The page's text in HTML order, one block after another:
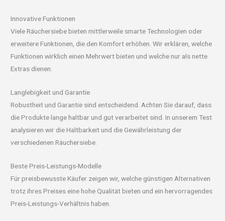
Innovative Funktionen
Viele Räuchersiebe bieten mittlerweile smarte Technologien oder
erweitere Funktionen, die den Komfort erhöhen. Wir erklären, welche
Funktionen wirklich einen Mehrwert bieten und welche nur als nette
Extras dienen.
Langlebigkeit und Garantie
Robustheit und Garantie sind entscheidend. Achten Sie darauf, dass
die Produkte lange haltbar und gut verarbeitet sind. In unserem Test
analysieren wir die Haltbarkeit und die Gewährleistung der
verschiedenen Räuchersiebe.
Beste Preis-Leistungs-Modelle
Für preisbewusste Käufer zeigen wir, welche günstigen Alternativen
trotz ihres Preises eine hohe Qualität bieten und ein hervorragendes
Preis-Leistungs-Verhältnis haben.